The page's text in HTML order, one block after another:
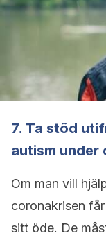
7. Ta stöd
autism under
Om man vill
coronakrisen
sitt öde. De